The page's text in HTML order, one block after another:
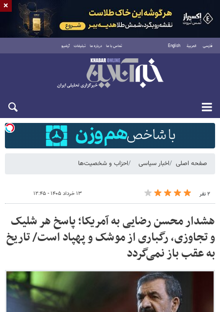
فارسی العربية English تماس با ما درباره ما تبلیغات آرشیو
شنبه ۱۷ مرداد ۱۴۰۵
صفحه اصلی اخبار سیاسی احزاب و شخصیت‌ها
۲ نفر ۱۳ خرداد ۱۴۰۵ - ۱۲:۴۵
هشدار محسن رضایی به آمریکا؛ پاسخ هر شلیک
و تجاوزی، رگباری از موشک و پهپاد است/ تاریخ
به عقب باز نمی‌گردد
×